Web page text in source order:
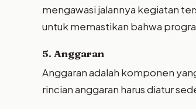
mengawasi jalannya kegiatan
untuk memastikan bahwa
5. Anggaran
Anggaran adalah komponen
rincian anggaran harus diatur